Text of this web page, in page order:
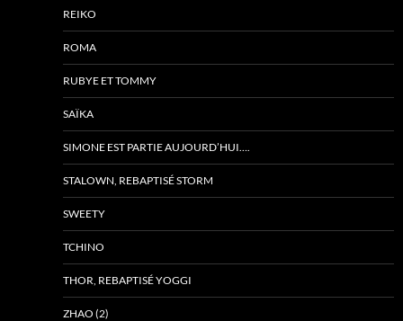
REIKO
ROMA
RUBYE ET TOMMY
SAÏKA
SIMONE EST PARTIE AUJOURD’HUI….
STALOWN, REBAPTISÉ STORM
SWEETY
TCHINO
THOR, REBAPTISÉ YOGGI
ZHAO (2)